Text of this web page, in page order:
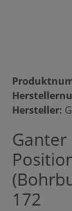
Hersteller:
Ganter
172